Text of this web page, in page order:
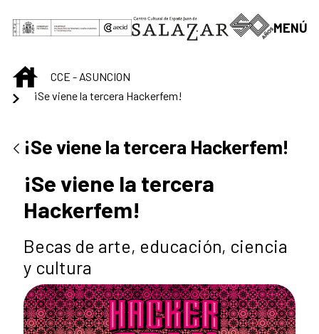
MENÚ
INICIOCCE - ASUNCION
¡Se viene la tercera Hackerfem!
¡Se viene la tercera Hackerfem!
¡Se viene la tercera
Hackerfem!
Becas de arte, educación, ciencia
y cultura